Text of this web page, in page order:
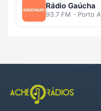
Rádio Gaúcha
93.7 FM - Porto